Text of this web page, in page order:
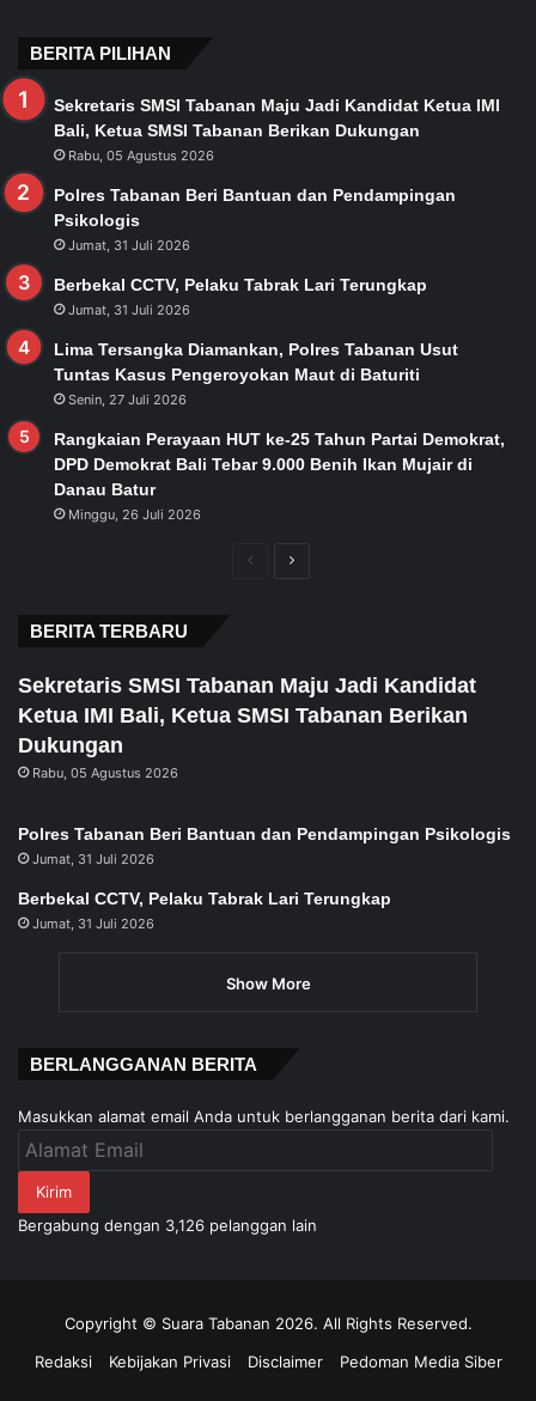
BERITA PILIHAN
Sekretaris SMSI Tabanan Maju Jadi Kandidat Ketua IMI
Bali, Ketua SMSI Tabanan Berikan Dukungan
Rabu, 05 Agustus 2026
Polres Tabanan Beri Bantuan dan Pendampingan
Psikologis
Jumat, 31 Juli 2026
Berbekal CCTV, Pelaku Tabrak Lari Terungkap
Jumat, 31 Juli 2026
Lima Tersangka Diamankan, Polres Tabanan Usut
Tuntas Kasus Pengeroyokan Maut di Baturiti
Senin, 27 Juli 2026
Rangkaian Perayaan HUT ke-25 Tahun Partai Demokrat,
DPD Demokrat Bali Tebar 9.000 Benih Ikan Mujair di
Danau Batur
Minggu, 26 Juli 2026
PreviousNext
BERITA TERBARU
Sekretaris SMSI Tabanan Maju Jadi Kandidat
Ketua IMI Bali, Ketua SMSI Tabanan Berikan
Dukungan
Rabu, 05 Agustus 2026
Polres Tabanan Beri Bantuan dan Pendampingan Psikologis
Jumat, 31 Juli 2026
Berbekal CCTV, Pelaku Tabrak Lari Terungkap
Jumat, 31 Juli 2026
Show More
BERLANGGANAN BERITA
Masukkan alamat email Anda untuk berlangganan berita dari kami.
Alamat
Kirim
Bergabung dengan 3,126 pelanggan lain
Copyright © Suara Tabanan 2026. All Rights Reserved.
Redaksi
Kebijakan Privasi Disclaimer Pedoman Media Siber